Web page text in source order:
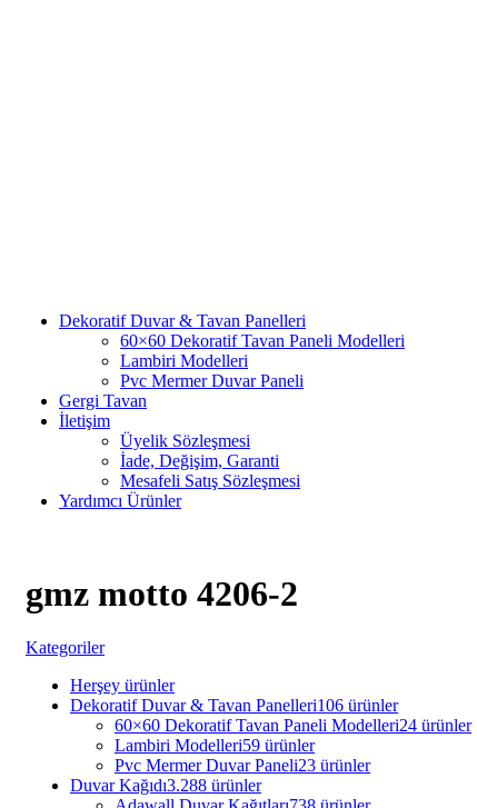
Dekoratif Duvar & Tavan Panelleri
60×60 Dekoratif Tavan Paneli Modelleri
Lambiri Modelleri
Pvc Mermer Duvar Paneli
Gergi Tavan
İletişim
Üyelik Sözleşmesi
İade, Değişim, Garanti
Mesafeli Satış Sözleşmesi
Yardımcı Ürünler
gmz motto 4206-2
Kategoriler
Herşey ürünler
Dekoratif Duvar & Tavan Panelleri106 ürünler
60×60 Dekoratif Tavan Paneli Modelleri24 ürünler
Lambiri Modelleri59 ürünler
Pvc Mermer Duvar Paneli23 ürünler
Duvar Kağıdı3.288 ürünler